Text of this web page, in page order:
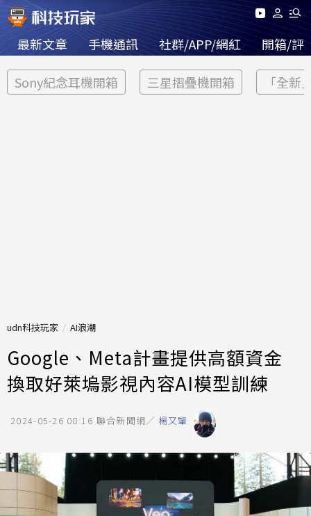
最新文章 手機通訊 社群/APP/網紅 開箱/評
Sony紀念耳機開箱 三星摺疊機開箱 「全新
udn科技玩家 AI浪潮
Google、Meta計畫提供高額資金
換取好萊塢影視內容AI模型訓練
2024-05-26 08:16 聯合新聞網／ 楊又肇